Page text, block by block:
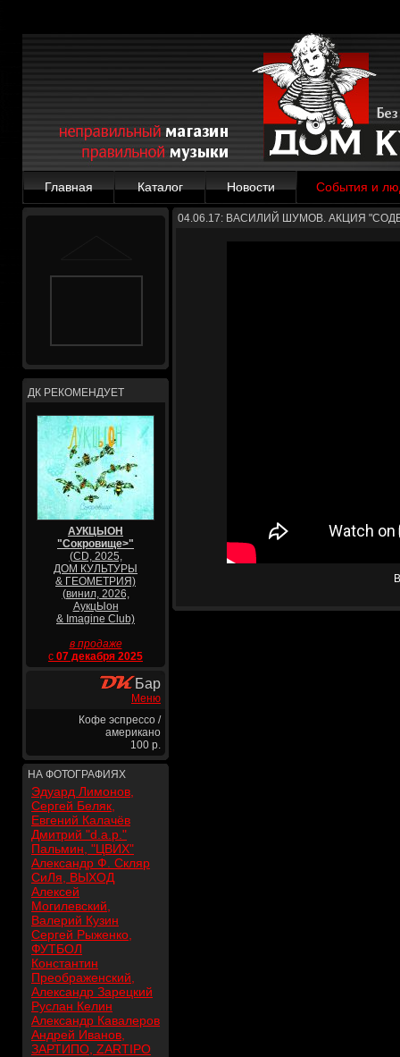
Главная Каталог Новости События и
ДК РЕКОМЕНДУЕТ
АУКЦЫОН
"Сокровище>"
(CD, 2025,
ДОМ КУЛЬТУРЫ
& ГЕОМЕТРИЯ)
(винил, 2026,
АукцЫон
& Imagine Club)
в продаже
с 07 декабря 2025
Бар
Меню
Кофе эспрессо /
американо
100 р.
НА ФОТОГРАФИЯХ
Эдуард Лимонов,
Сергей Беляк,
Евгений Калачёв
Дмитрий "d.a.p."
Пальмин, "ЦВИХ"
Александр Ф. Скляр
СиЛя, ВЫХОД
Алексей
Могилевский,
Валерий Кузин
Сергей Рыженко,
ФУТБОЛ
Константин
Преображенский,
Александр Зарецкий
Руслан Келин
Александр Кавалеров
Андрей Иванов,
ЗАРТИПО, ZARTIPO
04.06.17: ВАСИЛИЙ ШУМОВ. АКЦИЯ